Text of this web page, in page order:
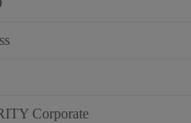
Corporate